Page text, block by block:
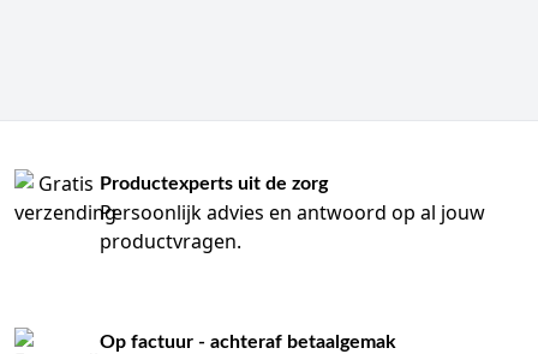
Productexperts uit de zorg
Persoonlijk advies en antwoord op al jouw
productvragen.
Op factuur - achteraf betaalgemak